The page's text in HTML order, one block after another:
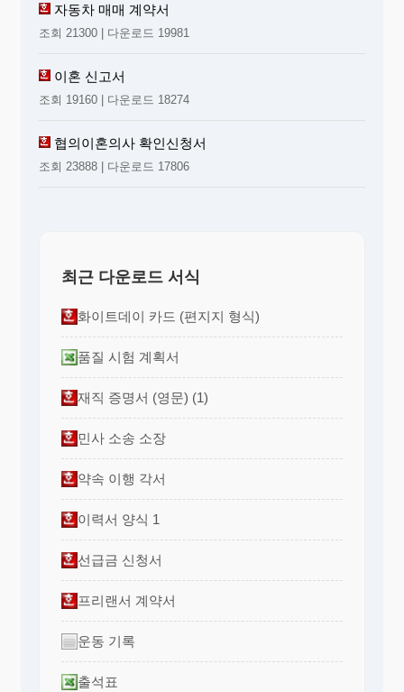
자동차 매매 계약서
조회 21300 | 다운로드 19981
이혼 신고서
조회 19160 | 다운로드 18274
협의이혼의사 확인신청서
조회 23888 | 다운로드 17806
최근 다운로드 서식
화이트데이 카드 (편지지 형식)
품질 시험 계획서
재직 증명서 (영문) (1)
민사 소송 소장
약속 이행 각서
이력서 양식 1
선급금 신청서
프리랜서 계약서
운동 기록
출석표